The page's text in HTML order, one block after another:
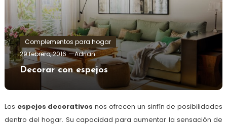
Complementos para hogar
29 febrero, 2016
Adrian
Decorar con espejos
Los espejos decorativos nos ofrecen un sinfín de posibilidades
dentro del hogar. Su capacidad para aumentar la sensación de